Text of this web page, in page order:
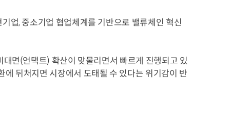
업, 중소기업 협업체계를 기반으로 밸류체인 혁신
면(언택트) 확산이 맞물리면서 빠르게 진행되고 있
뒤처지면 시장에서 도태될 수 있다는 위기감이 반